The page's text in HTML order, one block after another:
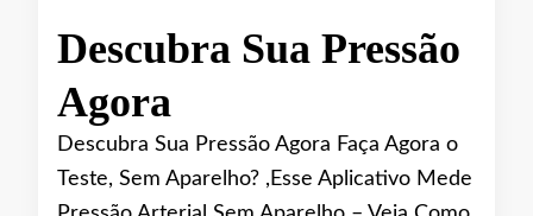
Descubra Sua Pressão
Agora
Descubra Sua Pressão Agora Faça Agora o
Teste, Sem Aparelho? ,Esse Aplicativo Mede